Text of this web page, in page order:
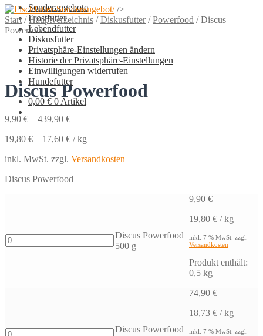
Sonderangebote
Frostfutter
Lebendfutter
Diskusfutter
Privatsphäre-Einstellungen ändern
Historie der Privatsphäre-Einstellungen
Einwilligungen widerrufen
Hundefutter
0,00 € 0 Artikel
/>
Start /Hauptverzeichnis /Diskusfutter/Powerfood /Discus
Powerfood
Discus Powerfood
9,90 € – 439,90 €
19,80 € – 17,60 € /kg
inkl. MwSt. zzgl. Versandkosten
Discus Powerfood
Discus
Powerfood
Discus Powerfood
500 g
9,90 €
19,80 € /kg
inkl. 7 % MwSt. zzgl.
Versandkosten
Produkt enthält:
0,5 kg
Discus
Discus Powerfood
74,90 €
18,73 € /kg
inkl. 7 % MwSt. zzgl.